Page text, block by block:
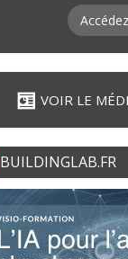
VOIR LE
BUILDINGLAB.FR